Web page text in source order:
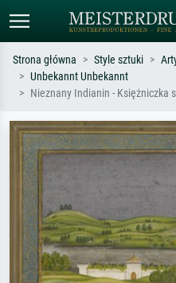
Wyszukiwanie standardowe
Monet, Gwiaździsta noc,
impresjonizm, fala Hokusaia, akt.
Strona główna Style sztuki
Unbekannt Unbekannt
Nieznany Indianin - Księżniczka